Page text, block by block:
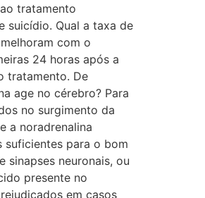
tratamento
suicídio. ​Qual a taxa de
com o
24 horas após a
tratamento. De
age no cérebro? Para
no surgimento da
a noradrenalina
suficientes para o bom
neuronais, ou
presente no
em casos